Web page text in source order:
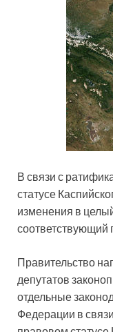
В связи с
статусе
изменения в
соответствующий
Правительство
депутатов
отдельные
Федерации в